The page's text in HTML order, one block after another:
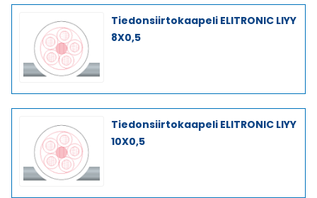
Tiedonsiirtokaapeli ELITRONIC LIYY
8X0,5
Tiedonsiirtokaapeli ELITRONIC LIYY
10X0,5